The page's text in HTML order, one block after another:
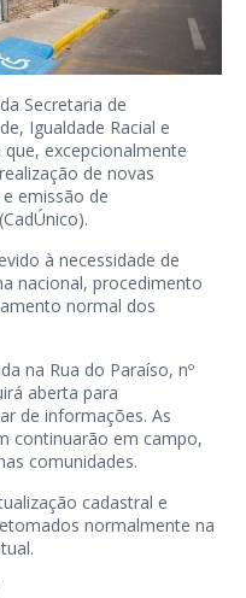
Secretaria de
Igualdade Racial e
excepcionalmente
de novas
emissão de
à necessidade de
nacional, procedimento
normal dos
na Rua do Paraíso, nº
aberta para
de informações. As
continuarão em campo,
comunidades.
cadastral e
normalmente na